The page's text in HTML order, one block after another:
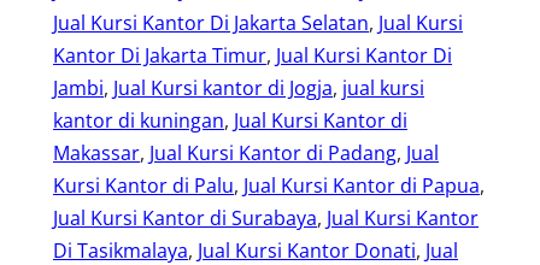
Jual Kursi Kantor Di Jakarta Selatan, Jual Kursi
Kantor Di Jakarta Timur, Jual Kursi Kantor Di
Jambi, Jual Kursi kantor di Jogja, jual kursi
kantor di kuningan, Jual Kursi Kantor di
Makassar, Jual Kursi Kantor di Padang, Jual
Kursi Kantor di Palu, Jual Kursi Kantor di Papua
Jual Kursi Kantor di Surabaya, Jual Kursi Kantor
Di Tasikmalaya, Jual Kursi Kantor Donati, Jual